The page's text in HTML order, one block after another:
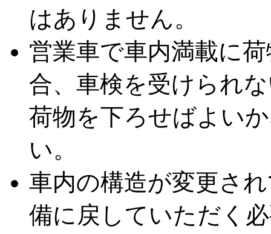
はありません。
営業車で車内満載に
合、車検を受けられ
荷物を下ろせばよい
い。
車内の構造が変更さ
備に戻していただく